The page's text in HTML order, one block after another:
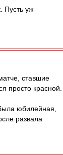
Пусть уж
ставшие
просто красной.
юбилейная,
развала